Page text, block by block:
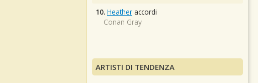
10. Heather accordi
Conan Gray
ARTISTI DI TENDENZA